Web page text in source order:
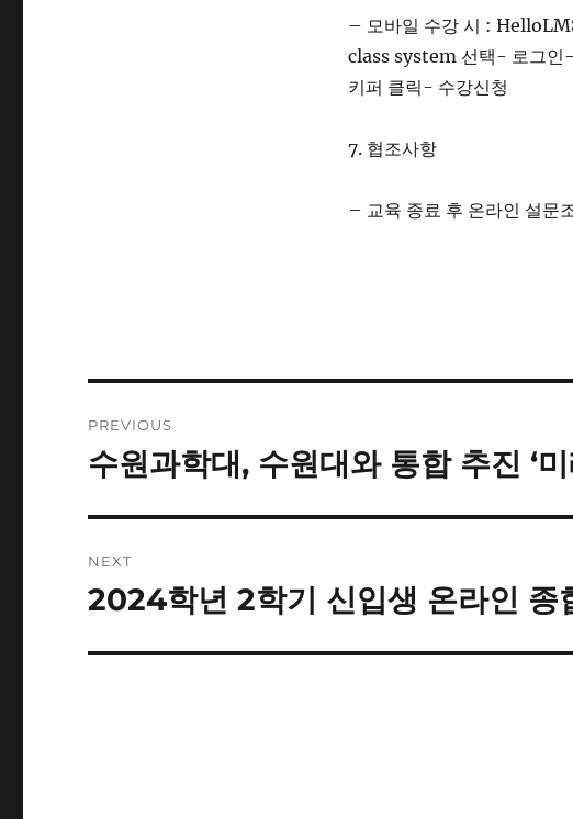
– 모바일 수강 시 :
class system 선택- 로그인
키퍼 클릭- 수강신청
7. 협조사항
– 교육 종료 후 온라인 설문
navigation
PREVIOUS
Previous
수원과학대, 수원대와 통합 추진 ‘
NEXT
Next
2024학년 2학기 신입생 온라인 종